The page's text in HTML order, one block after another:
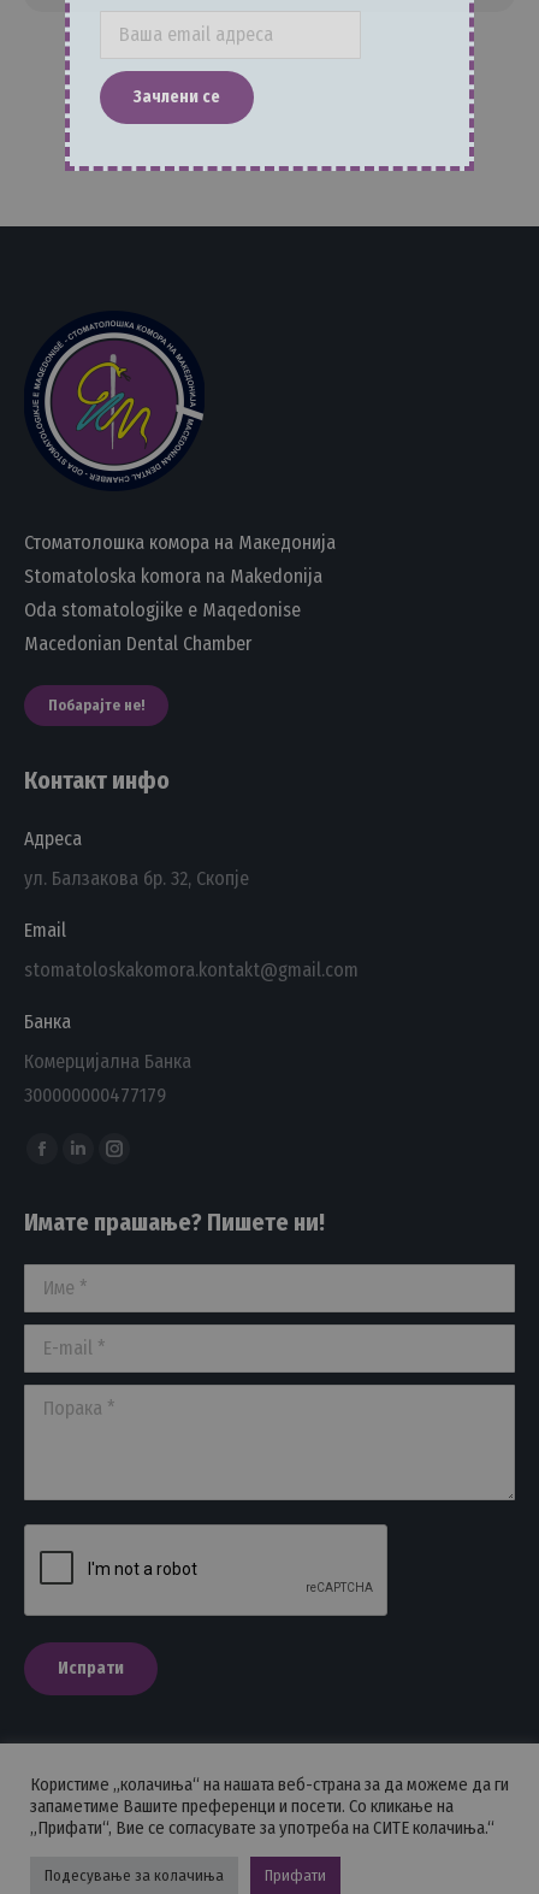
Стоматолошка комора на Македонија
Stomatoloska komora na Makedonija
Oda stomatologjike e Maqedonise
Macedonian Dental Chamber
Побарајте не!
Контакт инфо
Адреса
ул. Балзакова бр. 32, Скопје
Email
stomatoloskakomora.kontakt@gmail.com
Банка
Комерцијална Банка
300000000477179
Find us on:
Facebook
opens
new
window
Linkedin
opens
new
window
Instagram
opens
window
Имате прашање? Пишете ни!
Име *
E-mail *
Порака *
Испрати
ПОЛИТИКА НА ПРИВАТНОСТ
Стоматолошка комора на Македонија © 2026 - Сите права се
задржани.
Користиме „колачиња“ на нашата веб-страна за да можеме да ги
запаметиме Вашите преференци и посети. Со кликање на
„Прифати“, Вие се согласувате за употреба на СИТЕ колачиња.“
Подесување за колачиња Прифати